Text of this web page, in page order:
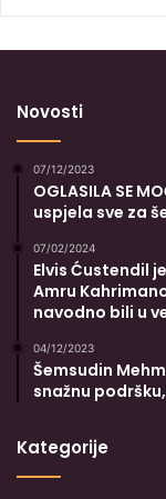
Novosti
07/12/2023
OGLASILA SE
uspjela sve za
07/02/2024
Elvis Ćustendil
Amru
navodno bili u
04/12/2023
Šemsudin
snažnu
Kategorije